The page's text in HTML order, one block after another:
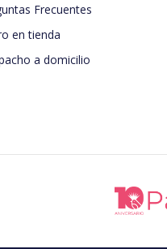
Frecuentes
en tienda
a domicilio